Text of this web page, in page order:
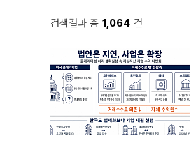
검색결과 총 1,064 건